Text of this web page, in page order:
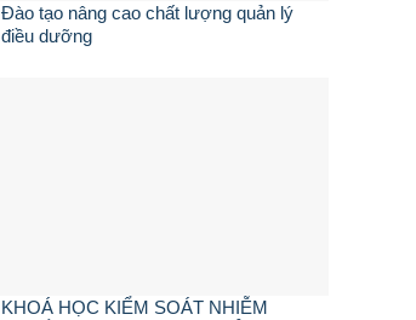
Đào tạo nâng cao chất lượng quản lý
điều dưỡng
KHOÁ HỌC KIỂM SOÁT NHIỄM